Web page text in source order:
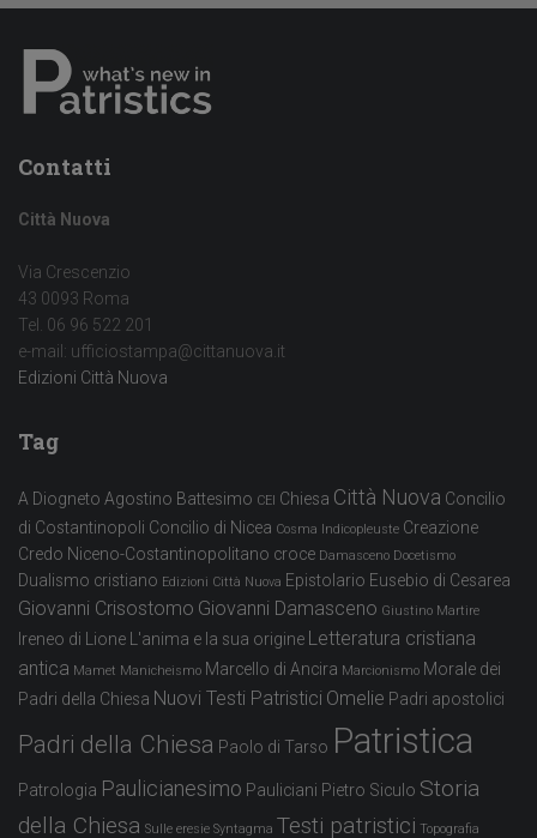
Contatti
Città Nuova
Via Crescenzio
43 0093 Roma
Tel. 06 96 522 201
e-mail: ufficiostampa@cittanuova.it
Edizioni Città Nuova
Tag
A Diogneto Agostino Battesimo CEI Chiesa Città Nuova Concilio
di Costantinopoli Concilio di Nicea Cosma Indicopleuste Creazione
Credo Niceno-Costantinopolitano croce Damasceno Docetismo
Dualismo cristiano Edizioni Città Nuova Epistolario Eusebio di Cesarea
Giovanni Crisostomo Giovanni Damasceno Giustino Martire
Ireneo di Lione L'anima e la sua origine Letteratura cristiana
antica Mamet Manicheismo Marcello di Ancira Marcionismo Morale dei
Padri della Chiesa Nuovi Testi Patristici Omelie Padri apostolici
Padri della Chiesa Paolo di Tarso Patristica
Patrologia Paulicianesimo Pauliciani Pietro Siculo Storia
della Chiesa Sulle eresie Syntagma Testi patristici Topografia